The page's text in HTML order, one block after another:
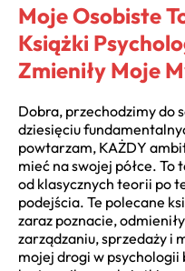
Moje Osobiste
Książki
Zmieniły Moje
Dobra, przechodzimy do
dziesięciu
powtarzam, KAŻDY
mieć na swojej półce.
od klasycznych teorii po
podejścia. Te polecane
zaraz poznacie,
zarządzaniu, sprzedaży i
mojej drogi w psychologii